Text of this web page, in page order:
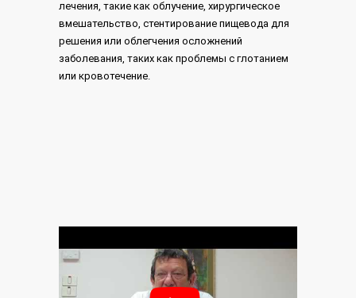
лечения, такие как облучение, хирургическое
вмешательство, стентирование пищевода для
решения или облегчения осложнений
заболевания, таких как проблемы с глотанием
или кровотечение.